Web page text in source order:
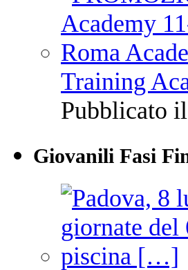
Training
Pubblicato
Giovanili Fasi